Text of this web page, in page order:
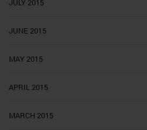
JULY 2015
JUNE 2015
MAY 2015
APRIL 2015
MARCH 2015